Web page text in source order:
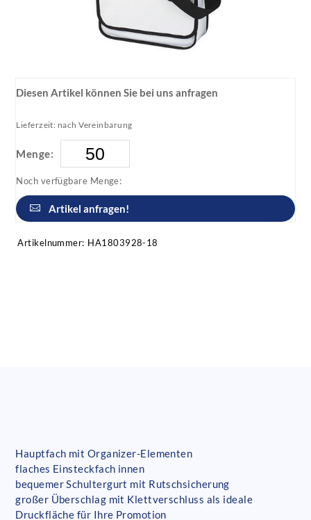
Diesen Artikel können Sie bei uns anfragen
Lieferzeit: nach Vereinbarung
Menge:
Noch verfügbare Menge:
Artikel anfragen!
Artikelnummer: HA1803928-18
Hauptfach mit Organizer-Elementen
flaches Einsteckfach innen
bequemer Schultergurt mit Rutschsicherung
großer Überschlag mit Klettverschluss als ideale
Druckfläche für Ihre Promotion